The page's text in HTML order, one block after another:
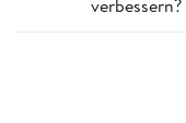
verbessern?